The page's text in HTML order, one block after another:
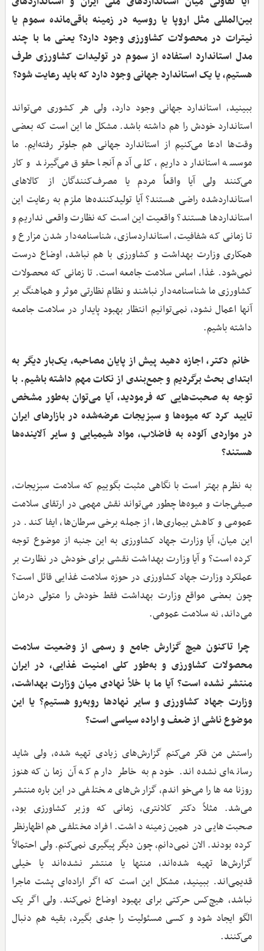
بین‌المللی مثل اروپا یا روسیه در زمینه باقی‌مانده سموم یا
نیترات در محصولات کشاورزی وجود دارد؟ یعنی ما با چند
مدل استاندارد استفاده از سموم در تولیدات کشاورزی طرف
هستیم، یا یک استاندارد جهانی وجود دارد که باید رعایت شود؟
ببینید، استاندارد جهانی وجود دارد، ولی هر کشوری می‌تواند
استاندارد خودش را هم داشته باشد. مشکل ما این است که بعضی
وقت‌ها ادعا می‌کنیم از استاندارد جهانی هم جلوتر رفته‌ایم. ما
موسسه استاندارد داریم، کلی آدم آنجا حقوق می‌گیرند و کار
می‌کنند ولی آیا واقعاً مردم یا مصرف‌کنندگان از کالاهای
استانداردشده راضی هستند؟ آیا تولیدکننده‌ها ملزم به رعایت این
استانداردها هستند؟ واقعیت این است که نظارت واقعی نداریم و
تا زمانی که شفافیت، استانداردسازی، شناسنامه‌دار شدن مزارع و
همکاری وزارت بهداشت و کشاورزی با هم نباشد، اوضاع درست
نمی‌شود. غذا، اساس سلامت جامعه است. تا زمانی که محصولات
کشاورزی ما شناسنامه‌دار نباشند و نظام نظارتی موثر و هماهنگ بر
آنها اعمال نشود، نمی‌توانیم انتظار بهبود پایدار در سلامت جامعه
داشته باشیم.
خانم دکتر، اجازه دهید پیش از پایان مصاحبه، یک‌بار دیگر به
ابتدای بحث برگردیم و جمع‌بندی‌ از نکات مهم داشته باشیم. با
توجه به صحبت‌هایی که فرمودید، آیا می‌توان به‌طور مشخص
تایید کرد که میوه‌ها و سبزیجات عرضه‌شده در بازارهای ایران
در مواردی آلوده به فاضلاب، مواد شیمیایی و سایر آلاینده‌ها
هستند؟
به نظرم بهتر است با نگاهی مثبت بگوییم که سلامت سبزیجات،
صیفی‌جات و میوه‌ها چطور می‌تواند نقش مهمی در ارتقای سلامت
عمومی و کاهش بیماری‌ها، از جمله برخی سرطان‌ها، ایفا کند. در
این میان، آیا وزارت جهاد کشاورزی به این جنبه از موضوع توجه
کرده است؟ و آیا وزارت بهداشت نقشی برای خودش در نظارت بر
عملکرد وزارت جهاد کشاورزی در حوزه سلامت غذایی قائل است؟
چون بعضی مواقع وزارت بهداشت فقط خودش را متولی درمان
می‌داند، نه سلامت عمومی.
چرا تاکنون هیچ گزارش جامع و رسمی از وضعیت سلامت
محصولات کشاورزی و به‌طور کلی امنیت غذایی، در ایران
منتشر نشده است؟ آیا ما با خلأ نهادی میان وزارت بهداشت،
وزارت جهاد کشاورزی و سایر نهادها روبه‌رو هستیم؟ یا این
موضوع ناشی از ضعف و اراده سیاسی است؟
راستش من فکر می‌کنم گزارش‌های زیادی تهیه شده، ولی شاید
رسانه‌ای نشده‌اند. خودم به خاطر دارم که آن زمان که هنوز
روزنامه‌ها را می‌خواندم، گزارش‌های مختلفی در این‌باره منتشر
می‌شد. مثلاً دکتر کلانتری، زمانی که وزیر کشاورزی بود،
صحبت‌هایی در همین زمینه داشت. افراد مختلفی هم اظهارنظر
کرده بودند. الان نمی‌دانم، چون دیگر پیگیری نمی‌کنم. ولی احتمالاً
گزارش‌ها تهیه شده‌اند، منتها یا منتشر نشده‌اند یا خیلی
قدیمی‌اند. ببینید، مشکل این است که اگر اراده‌ای پشت ماجرا
نباشد، هیچ‌کس حرکتی برای بهبود اوضاع نمی‌کند. ولی اگر یک
الگو ایجاد شود و کسی مسئولیت را جدی بگیرد، بقیه هم دنبال
می‌کنند.